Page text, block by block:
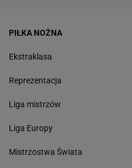
PIŁKA NOŻNA
Ekstraklasa
Reprezentacja
Liga mistrzów
Liga Europy
Mistrzostwa Świata